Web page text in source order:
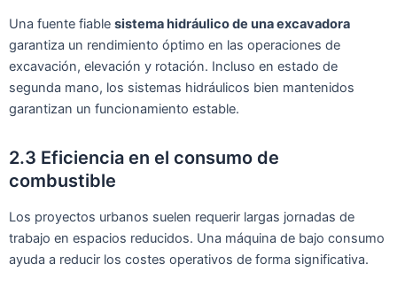
Una fuente fiable sistema hidráulico de una excavadora
garantiza un rendimiento óptimo en las operaciones de
excavación, elevación y rotación. Incluso en estado de
segunda mano, los sistemas hidráulicos bien mantenidos
garantizan un funcionamiento estable.
2.3 Eficiencia en el consumo de
combustible
Los proyectos urbanos suelen requerir largas jornadas de
trabajo en espacios reducidos. Una máquina de bajo consumo
ayuda a reducir los costes operativos de forma significativa.